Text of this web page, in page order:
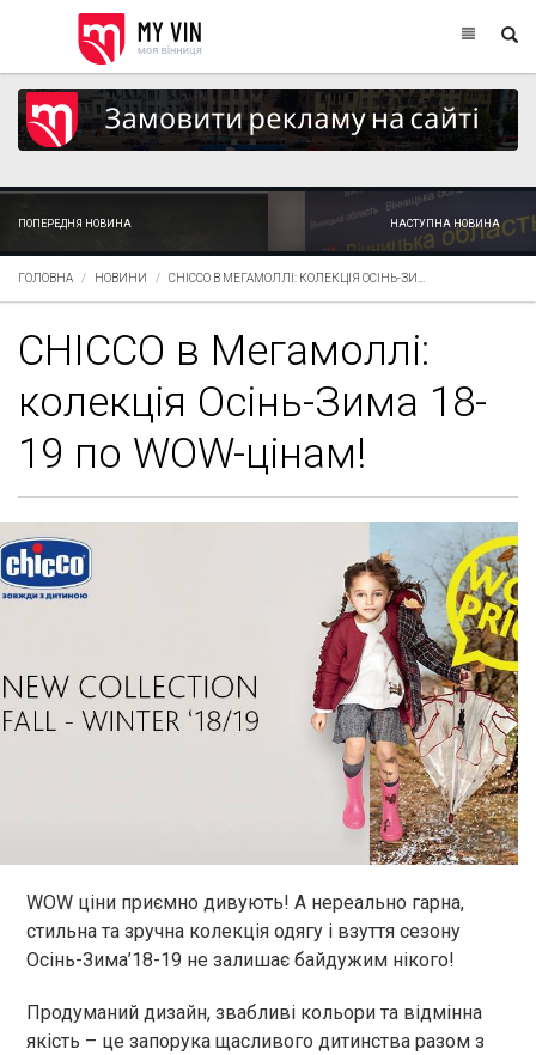
ПОПЕРЕДНЯ НОВИНА НАСТУПНА НОВИНА
ГОЛОВНА НОВИНИ CHICCO В МЕГАМОЛЛІ: КОЛЕКЦІЯ ОСІНЬ-ЗИ...
CHICCO в Мегамоллі:
колекція Осінь-Зима 18-
19 по WOW-цінам!
WОW ціни приємно дивують! А нереально гарна,
стильна та зручна колекція одягу і взуття сезону
Осінь-Зима’18-19 не залишає байдужим нікого!
Продуманий дизайн, звабливі кольори та відмінна
якість – це запорука щасливого дитинства разом з